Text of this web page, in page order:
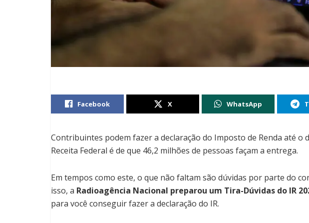
Facebook X WhatsApp
Contribuintes podem fazer a declaração do Imposto de Renda até o
Receita Federal é de que 46,2 milhões de pessoas façam a entrega.
Em tempos como este, o que não faltam são dúvidas por parte do
isso, a Radioagência Nacional preparou um Tira-Dúvidas do IR
para você conseguir fazer a declaração do IR.